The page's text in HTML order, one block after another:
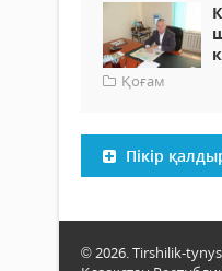
Қоғам
Пікір
© 2026. Tirshilik-